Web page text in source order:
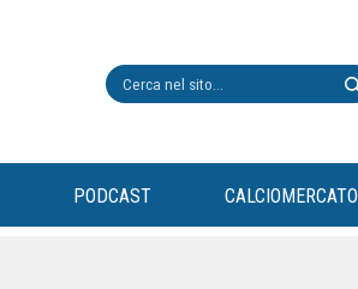
PODCAST CALCIOMERCATO